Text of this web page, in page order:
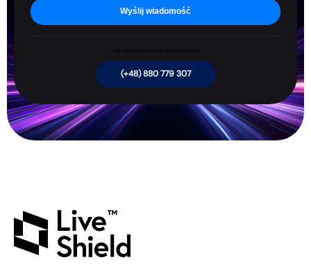
Wyślij wiadomość
(+48) 880 779 307